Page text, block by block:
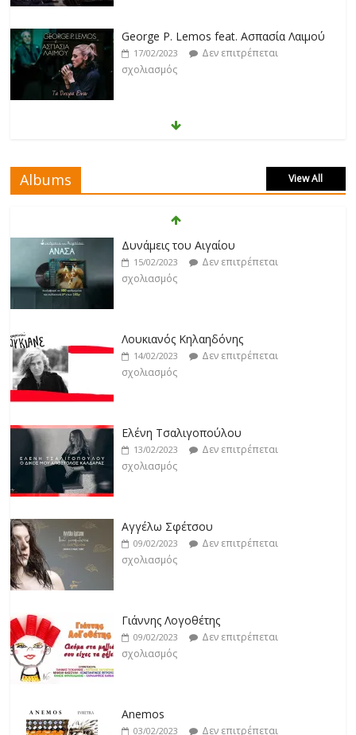
George P. Lemos feat. Ασπασία Λαιμού
17/02/2023
Δεν επιτρέπεται
σχολιασμός
Μάριος Δαρβίρας
17/02/2023
Δεν επιτρέπεται
σχολιασμός
19/02/2023
Δεν επιτρέπεται
σχολιασμός
19/02/2023
Δεν επιτρέπεται
σχολιασμός
Albums View All
Δυνάμεις του Αιγαίου
15/02/2023
Δεν επιτρέπεται
σχολιασμός
Λουκιανός Κηλαηδόνης
14/02/2023
Δεν επιτρέπεται
σχολιασμός
Ελένη Τσαλιγοπούλου
13/02/2023
Δεν επιτρέπεται
σχολιασμός
Αγγέλω Σφέτσου
09/02/2023
Δεν επιτρέπεται
σχολιασμός
Γιάννης Λογοθέτης
09/02/2023
Δεν επιτρέπεται
σχολιασμός
Anemos
03/02/2023 Δεν επιτρέπεται